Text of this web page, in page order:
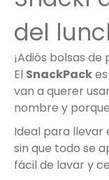
del
¡Adiós bolsas
El SnackPack
van a querer
nombre y
Ideal para llevar
sin que todo se
fácil de lavar y